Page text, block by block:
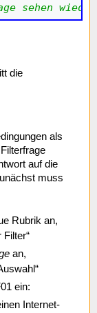
sehen
die
als
auf die
muss
Rubrik an,
Filter“
an,
ein:
Internet-